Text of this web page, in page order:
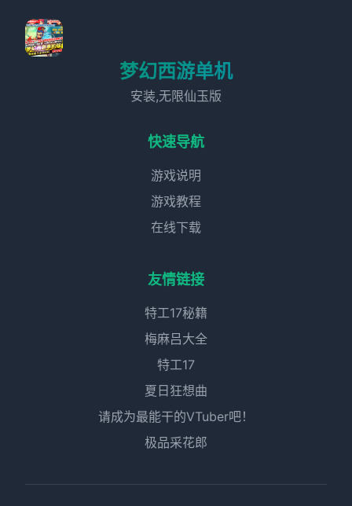
梦幻西游单机
安装,无限仙玉版
快速导航
游戏说明
游戏教程
在线下载
友情链接
特工17秘籍
梅麻吕大全
特工17
夏日狂想曲
请成为最能干的VTuber吧！
极品采花郎